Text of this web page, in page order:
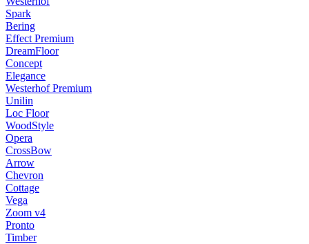
Spark
Bering
Effect Premium
DreamFloor
Concept
Elegance
Westerhof Premium
Unilin
Loc Floor
WoodStyle
Opera
CrossBow
Arrow
Chevron
Cottage
Vega
Zoom v4
Pronto
Timber